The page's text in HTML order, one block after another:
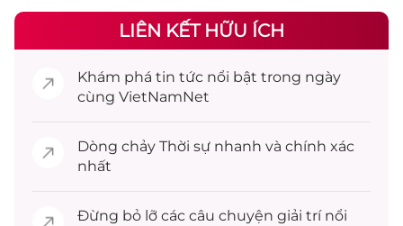
LIÊN KẾT HỮU ÍCH
Khám phá tin tức nổi bật trong ngày
cùng VietNamNet
Dòng chảy Thời sự nhanh và chính xác
nhất
Đừng bỏ lỡ các câu chuyện giải trínổi